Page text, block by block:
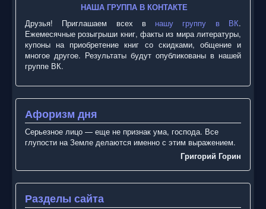
НАША ГРУППА В КОНТАКТЕ
Друзья! Приглашаем всех в нашу группу в ВК.
Ежемесячные розыгрыши книг, факты из мира литературы,
купоны на приобретение книг со скидками, общение и
многое другое. Результаты будут опубликованы в нашей
группе ВК.
Афоризм дня
Серьезное лицо — еще не признак ума, господа. Все
глупости на Земле делаются именно с этим выражением.
Григорий Горин
Разделы сайта